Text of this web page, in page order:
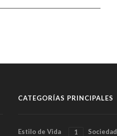
CATEGORÍAS PRINCIPALES
Estilo de Vida 1 Sociedad